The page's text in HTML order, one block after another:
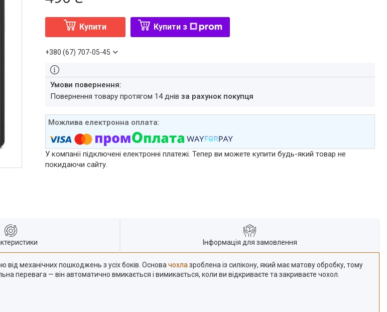
Купити Купити з
+380 (67) 707-05-45
повернення товару протягом 14 днів за рахунок покупця
У компанії підключені електронні платежі. Тепер ви можете купити будь-який товар не
покидаючи сайту.
Інформація для замовлення
від механічних пошкоджень з усіх боків. Основа чохла зроблена із силікону, який має матову обробку, тому
перевага — він автоматично вмикається і вимикається, коли ви відкриваєте та закриваєте чохол.